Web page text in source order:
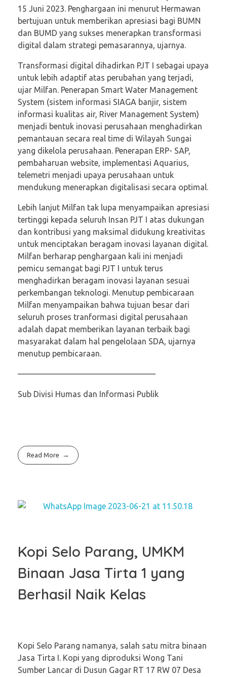
15 Juni 2023. Penghargaan ini menurut Hermawan
bertujuan untuk memberikan apresiasi bagi BUMN
dan BUMD yang sukses menerapkan transformasi
digital dalam strategi pemasarannya, ujarnya.
Transformasi digital dihadirkan PJT I sebagai upaya
untuk lebih adaptif atas perubahan yang terjadi,
ujar Milfan. Penerapan Smart Water Management
System (sistem informasi SIAGA banjir, sistem
informasi kualitas air, River Management System)
menjadi bentuk inovasi perusahaan menghadirkan
pemantauan secara real time di Wilayah Sungai
yang dikelola perusahaan. Penerapan ERP- SAP,
pembaharuan website, implementasi Aquarius,
telemetri menjadi upaya perusahaan untuk
mendukung menerapkan digitalisasi secara optimal.
Lebih lanjut Milfan tak lupa menyampaikan apresiasi
tertinggi kepada seluruh Insan PJT I atas dukungan
dan kontribusi yang maksimal didukung kreativitas
untuk menciptakan beragam inovasi layanan digital.
Milfan berharap penghargaan kali ini menjadi
pemicu semangat bagi PJT I untuk terus
menghadirkan beragam inovasi layanan sesuai
perkembangan teknologi. Menutup pembicaraan
Milfan menyampaikan bahwa tujuan besar dari
seluruh proses tranformasi digital perusahaan
adalah dapat memberikan layanan terbaik bagi
masyarakat dalam hal pengelolaan SDA, ujarnya
menutup pembicaraan.
—————————————————
Sub Divisi Humas dan Informasi Publik
Read More
Kopi Selo Parang, UMKM
Binaan Jasa Tirta 1 yang
Berhasil Naik Kelas
Kopi Selo Parang namanya, salah satu mitra binaan
Jasa Tirta I. Kopi yang diproduksi Wong Tani
Sumber Lancar di Dusun Gagar RT 17 RW 07 Desa